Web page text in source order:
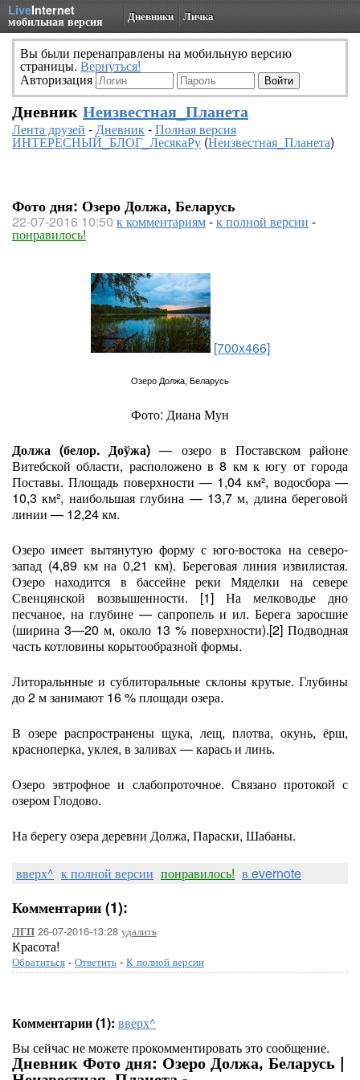
LiveInternet
мобильная версия Дневники Личка
Вы были перенаправлены на мобильную версию
страницы. Вернуться!
Авторизация
Дневник Неизвестная_Планета
Лента друзей -Дневник-Полная версия
ИНТЕРЕСНЫЙ_БЛОГ_ЛесякаРу(Неизвестная_Планета)
Фото дня: Озеро Должа, Беларусь
22-07-2016 10:50 к комментариям-к полной версии -
понравилось!
[700x466]
Озеро Должа, Беларусь
Фото: Диана Мун
Должа (белор. Доўжа) — озеро в Поставском районе
Витебской области, расположено в 8 км к югу от города
Поставы. Площадь поверхности — 1,04 км², водосбора —
10,3 км², наибольшая глубина — 13,7 м, длина береговой
линии — 12,24 км.
Озеро имеет вытянутую форму с юго-востока на северо-
запад (4,89 км на 0,21 км). Береговая линия извилистая.
Озеро находится в бассейне реки Мяделки на севере
Свенцянской возвышенности. [1] На мелководье дно
песчаное, на глубине — сапропель и ил. Берега заросшие
(ширина 3—20 м, около 13 % поверхности).[2] Подводная
часть котловины корытообразной формы.
Литоральнные и сублиторальные склоны крутые. Глубины
до 2 м занимают 16 % площади озера.
В озере распространены щука, лещ, плотва, окунь, ёрш,
красноперка, уклея, в заливах — карась и линь.
Озеро эвтрофное и слабопроточное. Связано протокой с
озером Глодово.
На берегу озера деревни Должа, Параски, Шабаны.
вверх^ к полной версии понравилось! в evernote
Комментарии (1):
ЛГП 26-07-2016-13:28 удалить
Красота!
Обратиться - Ответить - К полной версии
Комментарии (1): вверх^
Вы сейчас не можете прокомментировать это сообщение.
Дневник Фото дня: Озеро Должа, Беларусь |